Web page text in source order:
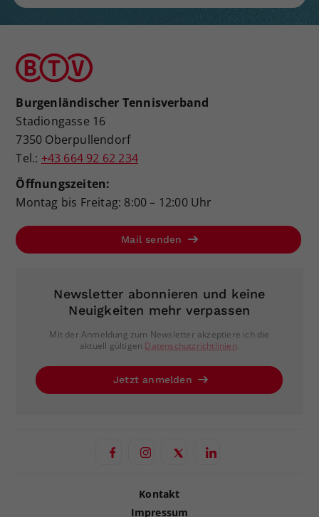
Burgenländischer Tennisverband
Stadiongasse 16
7350 Oberpullendorf
Tel.: +43 664 92 62 234
Öffnungszeiten:
Montag bis Freitag: 8:00 – 12:00 Uhr
Mail senden
Newsletter abonnieren und keine
Neuigkeiten mehr verpassen
Mit der Anmeldung zum Newsletter akzeptiere ich die
aktuell gültigen Datenschutzrichtlinien.
Jetzt anmelden
Kontakt
Impressum